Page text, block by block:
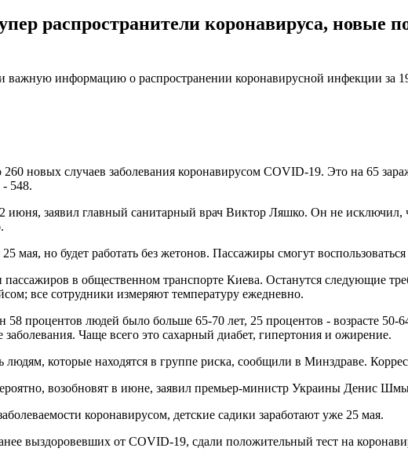
распространители коронавируса, новые
важную информацию о распространении коронавирусной инфекции за
новых случаев заболевания коронавирусом COVID-19. Это на 65
- 548.
июня, заявил главный санитарный врач Виктор Ляшко. Он не исключил,
мая, но будет работать без жетонов. Пассажиры смогут
в общественном транспорте Киева. Останутся следующие
все сотрудники измеряют температуру ежедневно.
процентов людей было больше 65-70 лет, 25 процентов - возрасте 50-
Чаще всего это сахарный диабет, гипертония и ожирение.
которые находятся в группе риска, сообщили в Минздраве.
возобновят в июне, заявил премьер-министр Украины Денис
коронавирусом, детские садики заработают уже 25 мая.
выздоровевших от COVID-19, сдали положительный тест на